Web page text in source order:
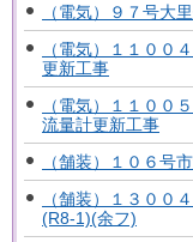
（電気）９７号大
（電気）１１００
更新工事
（電気）１１００
流量計更新工事
（舗装）１０６号
（舗装）１３００
(R8-1)(余フ)